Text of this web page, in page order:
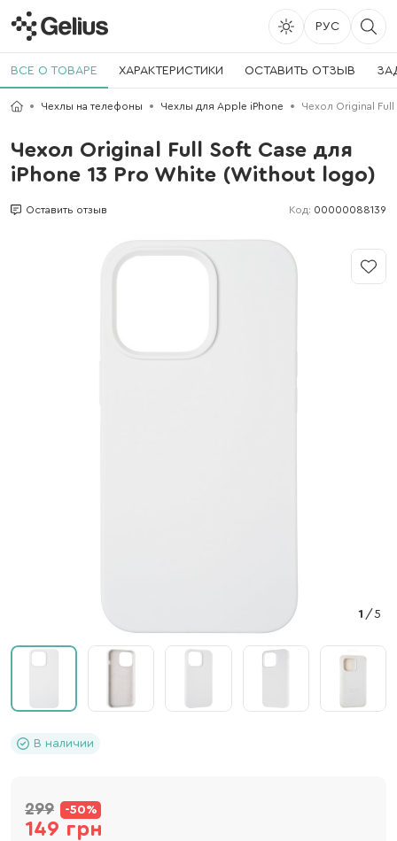
РУС
ВСЕ О ТОВАРЕ ХАРАКТЕРИСТИКИ ОСТАВИТЬ ОТЗЫВ
Чехлы на телефоны Чехлы для Apple iPhone Чехол Original
Чехол Original Full Soft Case для
iPhone 13 Pro White (Without logo)
Оставить отзыв Код: 00000088139
1 /5
В наличии
299 -50%
149 грн